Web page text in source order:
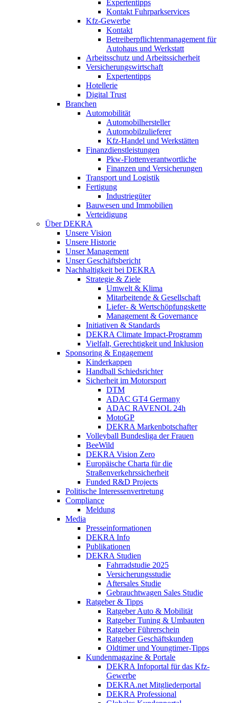
Expertentipps
Kontakt Fuhrparkservices
Kfz-Gewerbe
Kontakt
Betreiberpflichtenmanagement für
Autohaus und Werkstatt
Arbeitsschutz und Arbeitssicherheit
Versicherungswirtschaft
Expertentipps
Hotellerie
Digital Trust
Branchen
Automobilität
Automobilhersteller
Automobilzulieferer
Kfz-Handel und Werkstätten
Finanzdienstleistungen
Pkw‑Flottenverantwortliche
Finanzen und Versicherungen
Transport und Logistik
Fertigung
Industriegüter
Bauwesen und Immobilien
Verteidigung
Über DEKRA
Unsere Vision
Unsere Historie
Unser Management
Unser Geschäftsbericht
Nachhaltigkeit bei DEKRA
Strategie & Ziele
Umwelt & Klima
Mitarbeitende & Gesellschaft
Liefer- & Wertschöpfungskette
Management & Governance
Initiativen & Standards
DEKRA Climate Impact-Programm
Vielfalt, Gerechtigkeit und Inklusion​
Sponsoring & Engagement
Kinderkappen
Handball Schiedsrichter
Sicherheit im Motorsport
DTM
ADAC GT4 Germany
ADAC RAVENOL 24h
MotoGP
DEKRA Markenbotschafter
Volleyball Bundesliga der Frauen
BeeWild
DEKRA Vision Zero
Europäische Charta für die
Straßenverkehrssicherheit
Funded R&D Projects
Politische Interessenvertretung
Compliance
Meldung
Media
Presseinformationen
DEKRA Info
Publikationen
DEKRA Studien
Fahrradstudie 2025
Versicherungsstudie
Aftersales Studie
Gebrauchtwagen Sales Studie
Ratgeber & Tipps
Ratgeber Auto & Mobilität
Ratgeber Tuning & Umbauten
Ratgeber Führerschein
Ratgeber Geschäftskunden
Oldtimer und Youngtimer-Tipps
Kundenmagazine & Portale
DEKRA Infoportal für das Kfz-
Gewerbe
DEKRA.net Mitgliederportal
DEKRA Professional